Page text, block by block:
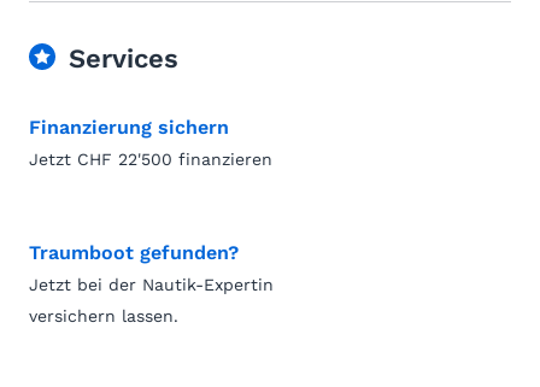
Services
Finanzierung sichern
Jetzt CHF 22'500 finanzieren
Traumboot gefunden?
Jetzt bei der Nautik-Expertin
versichern lassen.